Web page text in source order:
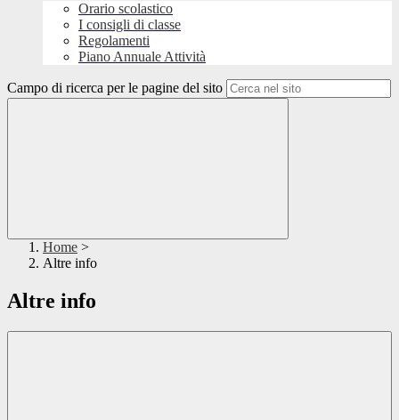
Orario scolastico
I consigli di classe
Regolamenti
Piano Annuale Attività
Campo di ricerca per le pagine del sito
Home >
Altre info
Altre info